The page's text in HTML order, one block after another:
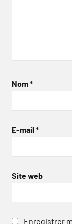
Nom*
E-mail *
Site web
Enregistrer